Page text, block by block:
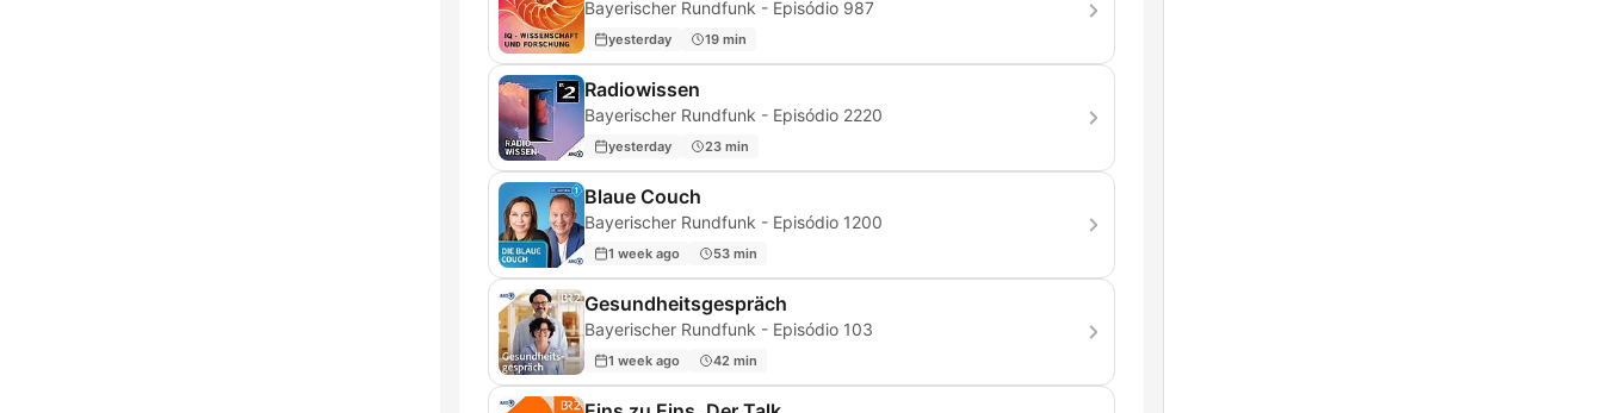
Bayerischer Rundfunk - Episódio 987
yesterday 19 min
Radiowissen
Bayerischer Rundfunk - Episódio 2220
yesterday 23 min
Blaue Couch
Bayerischer Rundfunk - Episódio 1200
1 week ago 53 min
Gesundheitsgespräch
Bayerischer Rundfunk - Episódio 103
1 week ago 42 min